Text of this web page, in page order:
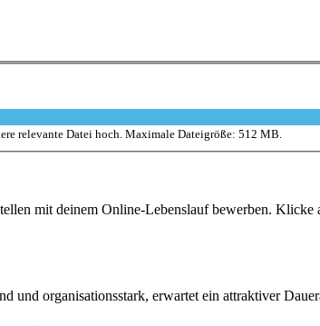
relevante Datei hoch. Maximale Dateigröße: 512 MB.
mit deinem Online-Lebenslauf bewerben.
und organisationsstark, erwartet ein attraktiver